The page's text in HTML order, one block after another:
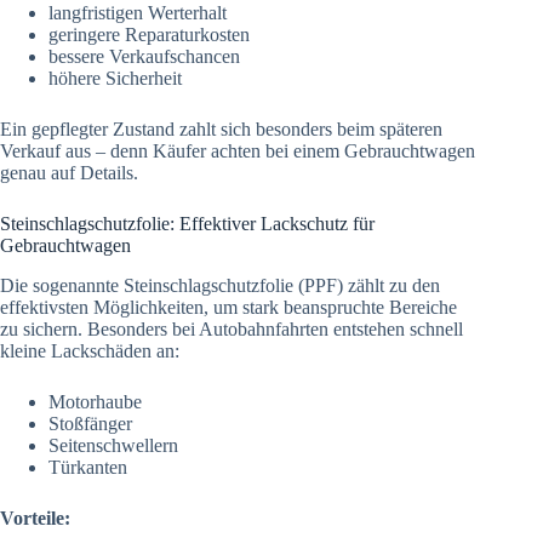
langfristigen Werterhalt
geringere Reparaturkosten
bessere Verkaufschancen
höhere Sicherheit
Ein gepflegter Zustand zahlt sich besonders beim späteren
Verkauf aus – denn Käufer achten bei einem Gebrauchtwagen
genau auf Details.
Steinschlagschutzfolie: Effektiver Lackschutz für
Gebrauchtwagen
Die sogenannte Steinschlagschutzfolie (PPF) zählt zu den
effektivsten Möglichkeiten, um stark beanspruchte Bereiche
zu sichern. Besonders bei Autobahnfahrten entstehen schnell
kleine Lackschäden an:
Motorhaube
Stoßfänger
Seitenschwellern
Türkanten
Vorteile: